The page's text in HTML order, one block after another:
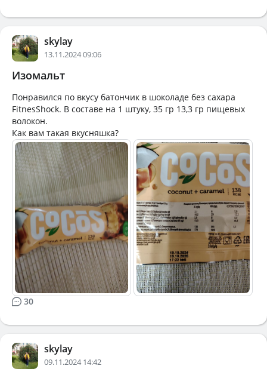
skylay
13.11.2024 09:06
Изомальт
Понравился по вкусу батончик в шоколаде без сахара
FitnesShock. В составе на 1 штуку, 35 гр 13,3 гр пищевых
волокон.
Как вам такая вкусняшка?
30
skylay
09.11.2024 14:42